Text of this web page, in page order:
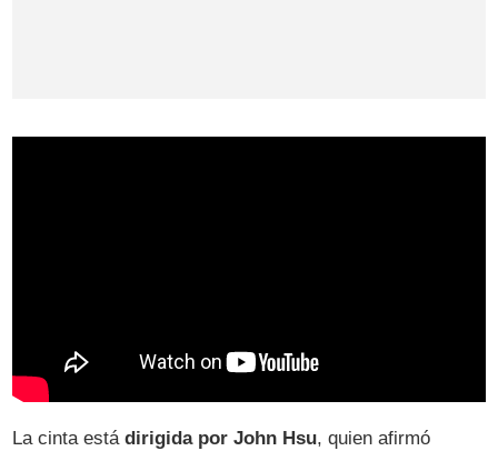
La cinta estádirigida por John Hsu, quien afirmó